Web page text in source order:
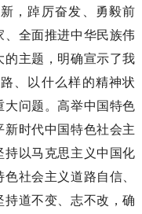
，踔厉奋发、勇毅前
全面推进中华民族伟
主题，明确宣示了我
、以什么样的精神状
问题。高举中国特色
时代中国特色社会主
以马克思主义中国化
社会主义道路自信、
道不变、志不改，确